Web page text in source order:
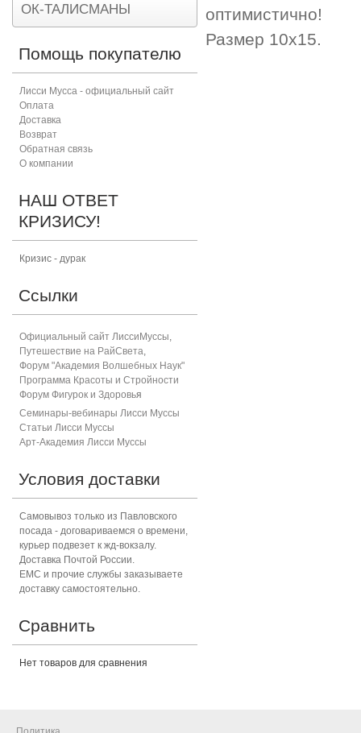
оптимистично!
Размер 10х15.
ОК-ТАЛИСМАНЫ
Помощь покупателю
Лисси Мусса - официальный сайт
Оплата
Доставка
Возврат
Обратная связь
О компании
НАШ ОТВЕТ
КРИЗИСУ!
Кризис - дурак
Ссылки
Официальный сайт ЛиссиМуссы,
Путешествие на РайСвета,
Форум "Академия Волшебных Наук"
Программа Красоты и Стройности
Форум Фигурок и Здоровья
Семинары-вебинары Лисси Муссы
Статьи Лисси Муссы
Арт-Академия Лисси Муссы
Условия доставки
Самовывоз только из Павловского
посада - договариваемся о времени,
курьер подвезет к жд-вокзалу.
Доставка Почтой России.
ЕМС и прочие службы заказываете
доставку самостоятельно.
Сравнить
Нет товаров для сравнения